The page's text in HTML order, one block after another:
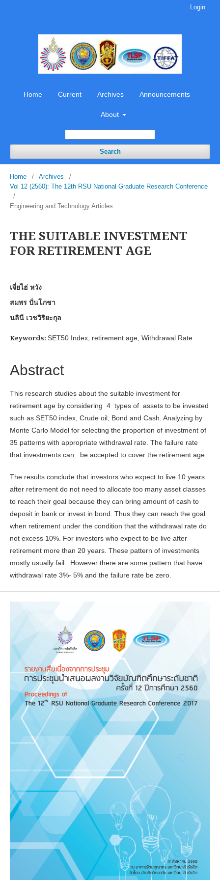
Home Current Archives Announcements
About
Search
Login
Home / Archives
/
Vol 12 (2560): The 12th RSU National Graduate Research Conference
/
Engineering and Technology Articles
THE SUITABLE INVESTMENT
FOR RETIREMENT AGE
เจี่ยไฮ่ หวัง
สมพร ปั่นโภชา
นลินี เวชวิริยะกุล
Keywords: SET50 Index, retirement age, Withdrawal Rate
Abstract
This research studies about the suitable investment for
retirement age by considering 4 types of assets to be invested
such as SET50 index, Crude oil, Bond and Cash. Analyzing by
Monte Carlo Model for selecting the proportion of investment of
35 patterns with appropriate withdrawal rate. The failure rate
that investments can be accepted to cover the retirement age.
The results conclude that investors who expect to live 10 years
after retirement do not need to allocate too many asset classes
to reach their goal because they can bring amount of cash to
deposit in bank or invest in bond. Thus they can reach the goal
when retirement under the condition that the withdrawal rate do
not excess 10%. For investors who expect to be live after
retirement more than 20 years. These pattern of investments
mostly usually fail. However there are some pattern that have
withdrawal rate 3%- 5% and the failure rate be zero.